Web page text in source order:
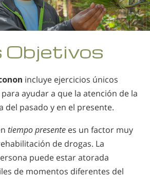
Objetivos
incluye ejercicios únicos
para ayudar a que la atención de la
del pasado y en el presente.
tiempo presente es un factor muy
de drogas. La
puede estar atorada
de momentos diferentes del